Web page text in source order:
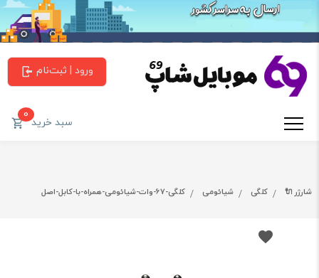
ورود | ثبت‌نام
سبد خرید0
شارژر 🔌 کلگی شیائومی کلگی-67-وات-شیائومی-همراه-با-کابل-اصل